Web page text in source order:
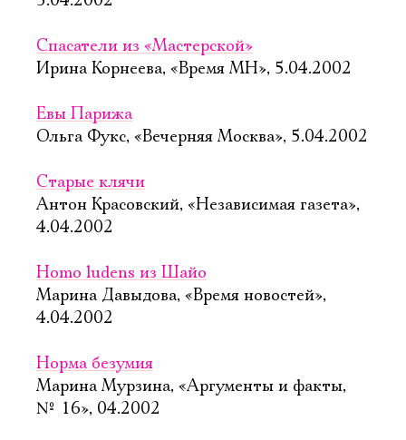
Спасатели из «Мастерской»
Ирина Корнеева, «Время МН», 5.04.2002
Евы Парижа
Ольга Фукс, «Вечерняя Москва», 5.04.2002
Старые клячи
Антон Красовский, «Независимая газета»,
4.04.2002
Homo ludens из Шайо
Марина Давыдова, «Время новостей»,
4.04.2002
Норма безумия
Марина Мурзина, «Аргументы и факты,
№ 16», 04.2002